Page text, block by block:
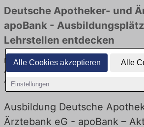
Alle Cookies akzeptieren Alle
Einstellungen
Deutsche Apotheker- und
apoBank -
Lehrstellen entdecken
Deutsche Apotheker- und Ärztebank eG -
Ausbildungsplätze und Lehrstellen in
Abrechnung und Service.
Ausbildung Deutsche
Ärztebank eG - apoBank –